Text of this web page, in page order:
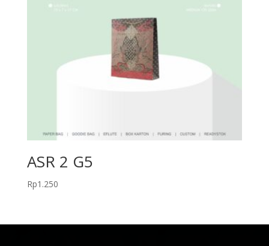
ASR 2 G5
Rp1.250